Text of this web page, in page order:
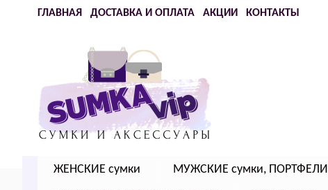
ГЛАВНАЯ ДОСТАВКА И ОПЛАТА АКЦИИ КОНТАКТЫ
ЖЕНСКИЕ сумки МУЖСКИЕ сумки, ПОРТФЕЛИ